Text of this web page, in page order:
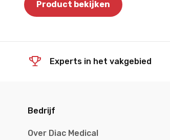
Product bekijken
Experts in het vakgebied
Bedrijf
Over Diac Medical